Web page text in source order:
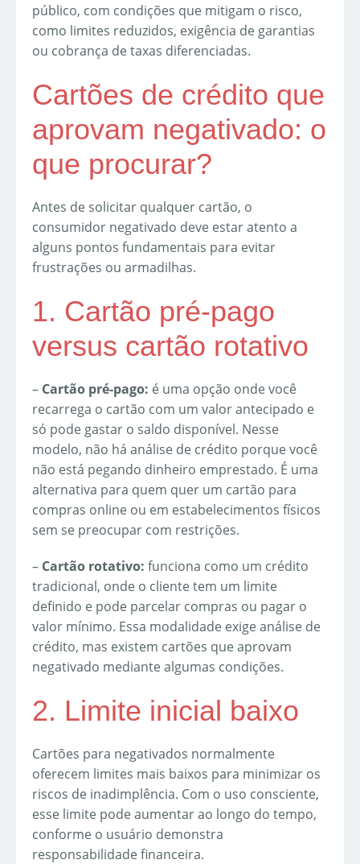
público, com condições que mitigam o risco,
como limites reduzidos, exigência de garantias
ou cobrança de taxas diferenciadas.
Cartões de crédito que
aprovam negativado: o
que procurar?
Antes de solicitar qualquer cartão, o
consumidor negativado deve estar atento a
alguns pontos fundamentais para evitar
frustrações ou armadilhas.
1. Cartão pré-pago
versus cartão rotativo
– Cartão pré-pago: é uma opção onde você
recarrega o cartão com um valor antecipado e
só pode gastar o saldo disponível. Nesse
modelo, não há análise de crédito porque você
não está pegando dinheiro emprestado. É uma
alternativa para quem quer um cartão para
compras online ou em estabelecimentos físicos
sem se preocupar com restrições.
– Cartão rotativo: funciona como um crédito
tradicional, onde o cliente tem um limite
definido e pode parcelar compras ou pagar o
valor mínimo. Essa modalidade exige análise de
crédito, mas existem cartões que aprovam
negativado mediante algumas condições.
2. Limite inicial baixo
Cartões para negativados normalmente
oferecem limites mais baixos para minimizar os
riscos de inadimplência. Com o uso consciente,
esse limite pode aumentar ao longo do tempo,
conforme o usuário demonstra
responsabilidade financeira.